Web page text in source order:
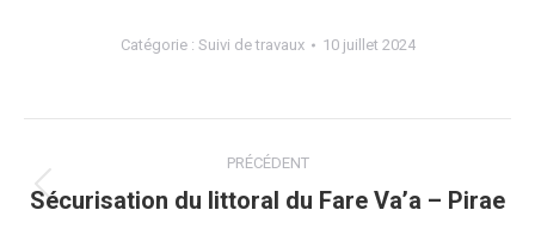
Ponton faaa Ponton faaa 2
Catégorie : Suivi de travaux 10 juillet 2024
Navigation
de
PRÉCÉDENT
Onglet
Sécurisation du littoral du Fare Va’a – Pirae